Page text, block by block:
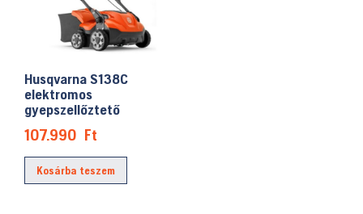
Husqvarna S138C
elektromos
gyepszellőztető
107.990 Ft
Kosárba teszem